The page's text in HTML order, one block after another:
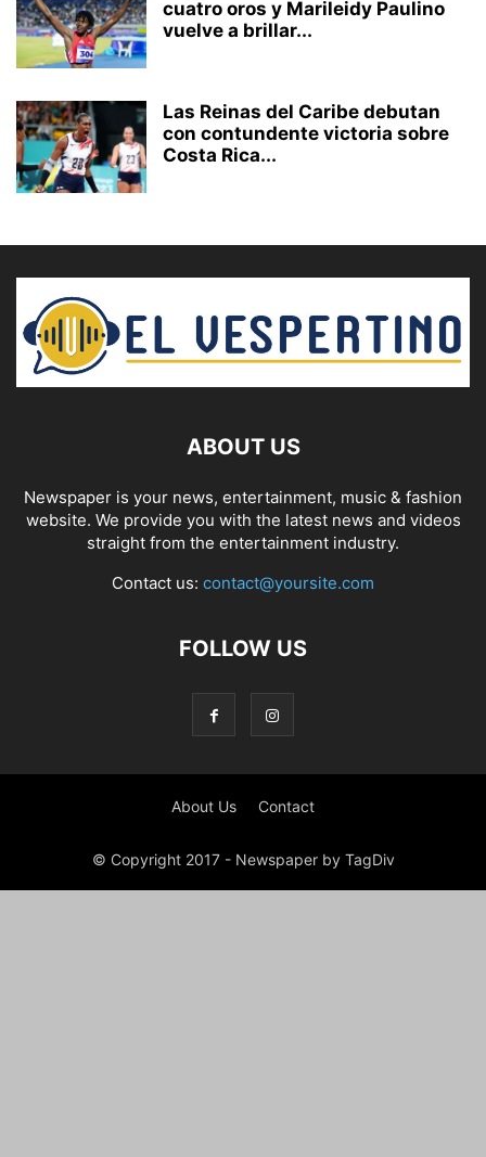
cuatro oros y Marileidy Paulino
vuelve a brillar...
Las Reinas del Caribe debutan
con contundente victoria sobre
Costa Rica...
ABOUT US
Newspaper is your news, entertainment, music & fashion
website. We provide you with the latest news and videos
straight from the entertainment industry.
Contact us: contact@yoursite.com
FOLLOW US
About Us Contact
© Copyright 2017 - Newspaper by TagDiv